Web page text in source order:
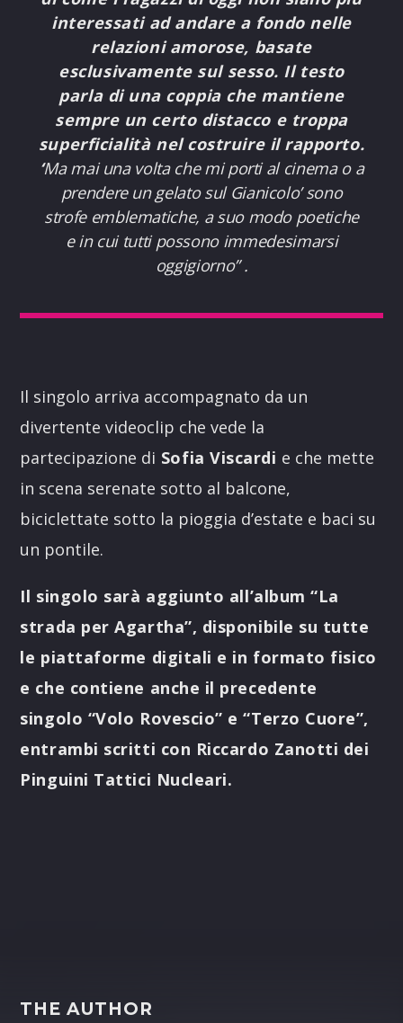
interessati ad andare a fondo nelle
relazioni amorose, basate
esclusivamente sul sesso. Il testo
parla di una coppia che mantiene
sempre un certo distacco e troppa
superficialità nel costruire il rapporto.
‘Ma mai una volta che mi porti al cinema o a
prendere un gelato sul Gianicolo’sono
strofe emblematiche, a suo modo poetiche
e in cui tutti possono immedesimarsi
oggigiorno” .
Il singolo arriva accompagnato da un
divertente videoclip che vede la
partecipazione di Sofia Viscardi e che mette
in scena serenate sotto al balcone,
biciclettate sotto la pioggia d’estate e baci su
un pontile.
Il singolo sarà aggiunto all’album “La
strada per Agartha”, disponibile su tutte
le piattaforme digitali e in formato fisico
e che contiene anche il precedente
singolo “Volo Rovescio” e “Terzo Cuore”,
entrambi scritti con Riccardo Zanotti dei
Pinguini Tattici Nucleari.
THE AUTHOR